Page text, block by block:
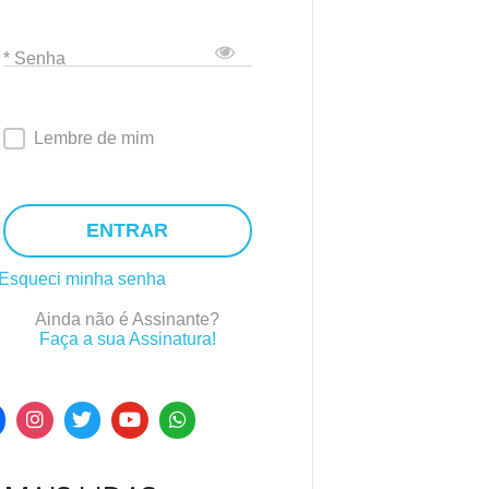
* Senha
Lembre de mim
ENTRAR
Esqueci minha senha
Ainda não é Assinante?
Faça a sua Assinatura!